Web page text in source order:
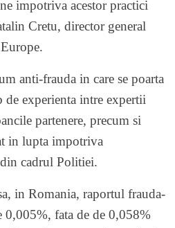
impotriva acestor practici
Cretu, director general
anti-frauda in care se poarta
de experienta intre expertii
partenere, precum si
in lupta impotriva
cadrul Politiei.
in Romania, raportul frauda-
0,005%, fata de de 0,058%